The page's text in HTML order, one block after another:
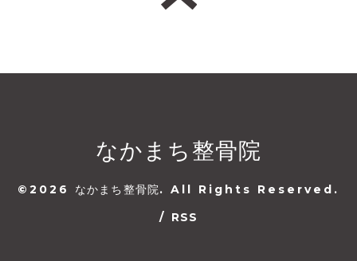
なかまち整骨院
©2026 なかまち整骨院. All Rights Reserved.
/ RSS